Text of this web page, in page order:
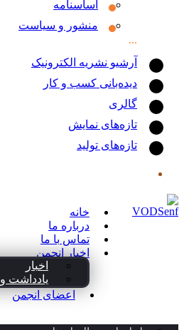
اساسنامه
منشور و سیاست
آرشیو نشریه الکترونیک
دیده‌بانی کسب و کار
گالری
تازه‌های نمایش
تازه‌های تولید
خانه
درباره ما
تماس با ما
اخبار انجمن
اخبار
یادداشت و مقالات
اعضای انجمن